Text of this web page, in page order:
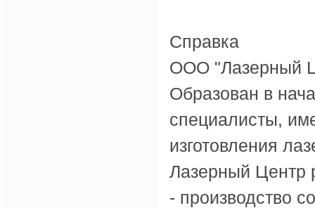
Справка
ООО "Лазерный
Образован в
специалисты,
изготовления
Лазерный Центр
- производство